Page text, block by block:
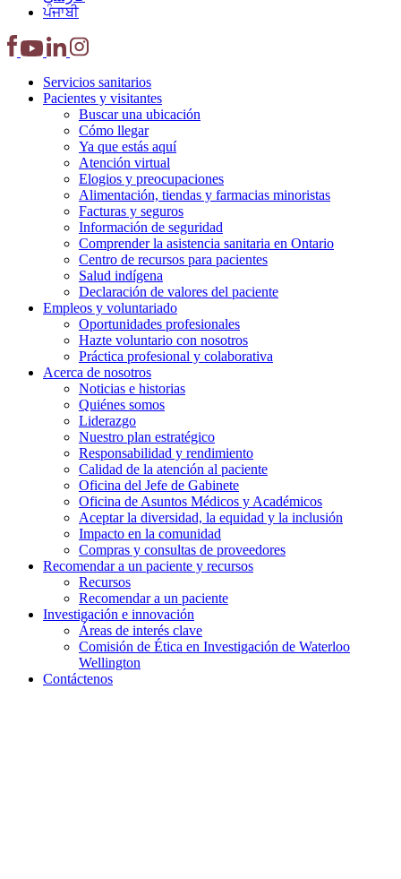
ਪੰਜਾਬੀ
Servicios sanitarios
Pacientes y visitantes
Buscar una ubicación
Cómo llegar
Ya que estás aquí
Atención virtual
Elogios y preocupaciones
Alimentación, tiendas y farmacias minoristas
Facturas y seguros
Información de seguridad
Comprender la asistencia sanitaria en Ontario
Centro de recursos para pacientes
Salud indígena
Declaración de valores del paciente
Empleos y voluntariado
Oportunidades profesionales
Hazte voluntario con nosotros
Práctica profesional y colaborativa
Acerca de nosotros
Noticias e historias
Quiénes somos
Liderazgo
Nuestro plan estratégico
Responsabilidad y rendimiento
Calidad de la atención al paciente
Oficina del Jefe de Gabinete
Oficina de Asuntos Médicos y Académicos
Aceptar la diversidad, la equidad y la inclusión
Impacto en la comunidad
Compras y consultas de proveedores
Recomendar a un paciente y recursos
Recursos
Recomendar a un paciente
Investigación e innovación
Áreas de interés clave
Comisión de Ética en Investigación de Waterloo
Wellington
Contáctenos